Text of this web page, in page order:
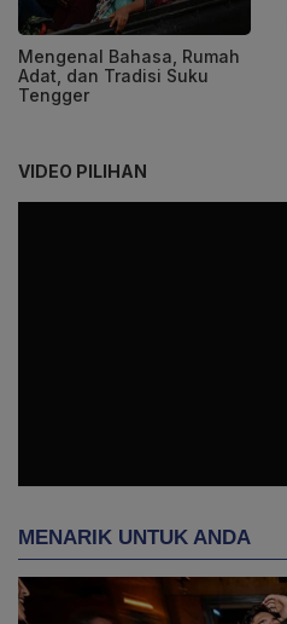
Mengenal Bahasa, Rumah
Adat, dan Tradisi Suku
Tengger
VIDEO PILIHAN